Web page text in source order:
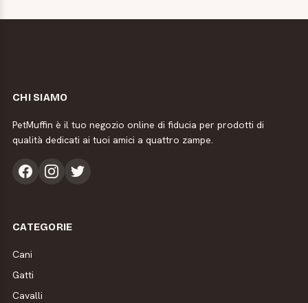
CHI SIAMO
PetMuffin è il tuo negozio online di fiducia per prodotti di
qualità dedicati ai tuoi amici a quattro zampe.
CATEGORIE
Cani
Gatti
Cavalli